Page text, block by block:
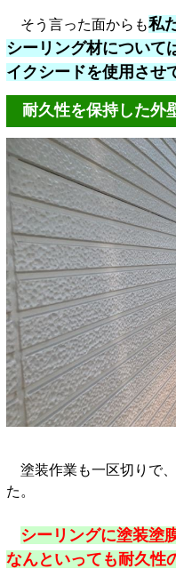
そう言った面からも私
シーリング材について
イクシードを使用させ
耐久性を保持した外
塗装作業も一区切りで
た。
シーリングに塗装塗
なんといっても耐久性